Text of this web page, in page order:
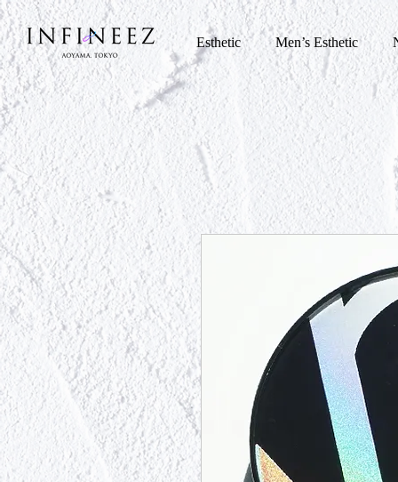
Esthetic Men’s Esthetic